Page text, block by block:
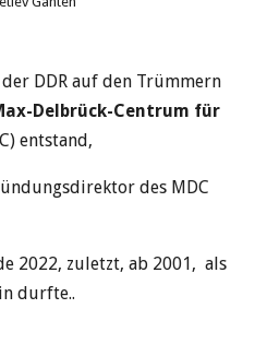
DDR auf den Trümmern
Delbrück-Centrum für
entstand,
des MDC
2022, zuletzt, ab 2001, als
durfte..